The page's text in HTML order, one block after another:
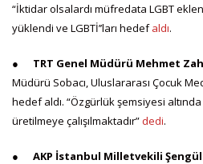
“İktidar olsalardı müfredata LGBT
yüklendi ve LGBTİ’’ları hedefaldı.
● TRT Genel Müdürü Mehmet
Müdürü Sobacı, Uluslararası Çocuk
hedef aldı. “Özgürlük şemsiyesi
üretilmeye çalışılmaktadır”dedi.
● AKP İstanbul Milletvekili Şengül